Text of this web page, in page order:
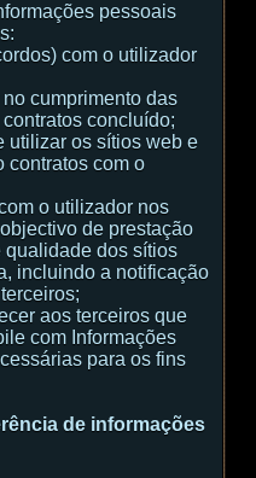
pessoais
com o utilizador
cumprimento das
concluído;
utilizar os sítios web e
contratos com o
o utilizador nos
de prestação
qualidade dos sítios
incluindo a notificação
aos terceiros que
com Informações
para os fins
de informações